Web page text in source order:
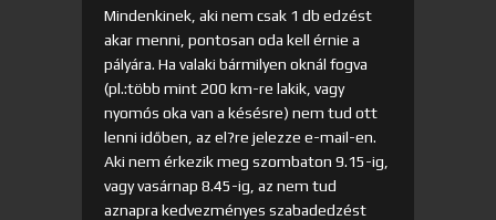
Mindenkinek, aki nem csak 1 db edzést
akar menni, pontosan oda kell érnie a
pályára. Ha valaki bármilyen oknál fogva
(pl.:több mint 200 km-re lakik, vagy
nyomós oka van a késésre) nem tud ott
lenni időben, az el?re jelezze e-mail-en.
Aki nem érkezik meg szombaton 9.15-ig,
vagy vasárnap 8.45-ig, az nem tud
aznapra kedvezményes szabadedzést